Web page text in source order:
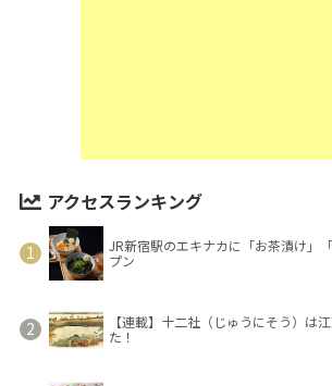
アクセスランキング
JR新宿駅のエキナカに「お茶漬け」
プン
【連載】十二社（じゅうにそう）は
た！